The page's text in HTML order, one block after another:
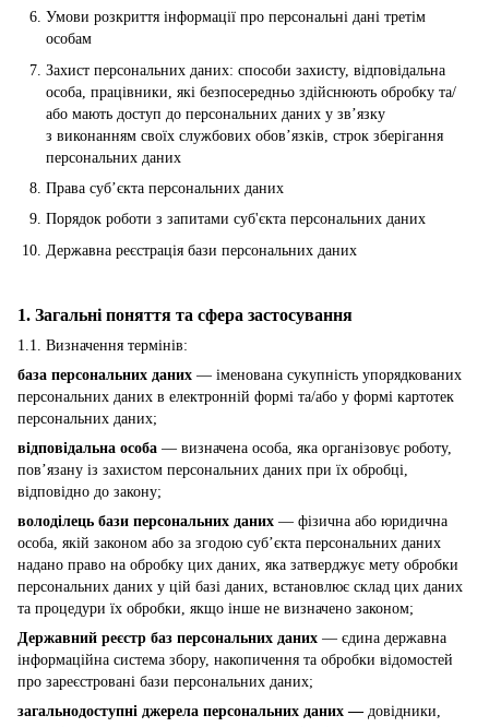
Умови розкриття інформації про персональні дані третім
особам
Захист персональних даних: способи захисту, відповідальна
особа, працівники, які безпосередньо здійснюють обробку та/
або мають доступ до персональних даних у зв’язку
з виконанням своїх службових обов’язків, строк зберігання
персональних даних
Права суб’єкта персональних даних
Порядок роботи з запитами суб'єкта персональних даних
Державна реєстрація бази персональних даних
1. Загальні поняття та сфера застосування
1.1. Визначення термінів:
база персональних даних — іменована сукупність упорядкованих
персональних даних в електронній формі та/або у формі картотек
персональних даних;
відповідальна особа — визначена особа, яка організовує роботу,
пов’язану із захистом персональних даних при їх обробці,
відповідно до закону;
володілець бази персональних даних — фізична або юридична
особа, якій законом або за згодою суб’єкта персональних даних
надано право на обробку цих даних, яка затверджує мету обробки
персональних даних у цій базі даних, встановлює склад цих даних
та процедури їх обробки, якщо інше не визначено законом;
Державний реєстр баз персональних даних — єдина державна
інформаційна система збору, накопичення та обробки відомостей
про зареєстровані бази персональних даних;
загальнодоступні джерела персональних даних — довідники,